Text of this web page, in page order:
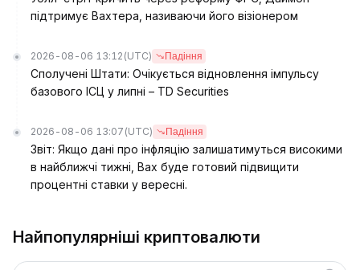
підтримує Вахтера, називаючи його візіонером
2026-08-06 13:12 (UTC) Падіння
Сполучені Штати: Очікується відновлення імпульсу
базового ІСЦ у липні – TD Securities
2026-08-06 13:07 (UTC) Падіння
Звіт: Якщо дані про інфляцію залишатимуться високими
в найближчі тижні, Вах буде готовий підвищити
процентні ставки у вересні.
Найпопулярніші криптовалюти